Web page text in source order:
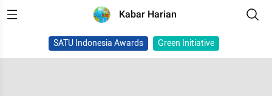
Kabar Harian
SATU Indonesia Awards Green Initiative